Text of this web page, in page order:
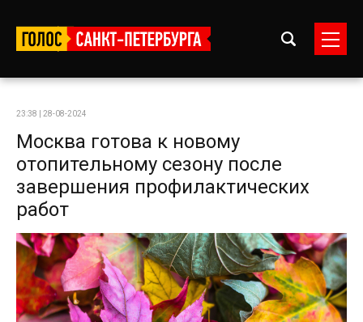
23:38 | 28-08-2024
Москва готова к новому
отопительному сезону после
завершения профилактических
работ